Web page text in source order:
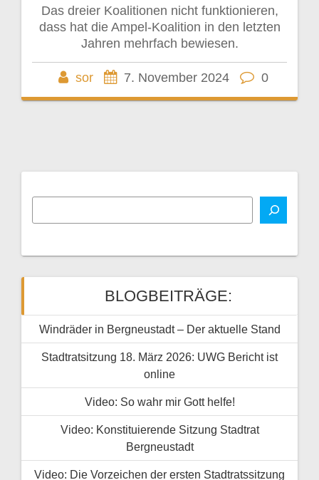
Das dreier Koalitionen nicht funktionieren,
dass hat die Ampel-Koalition in den letzten
Jahren mehrfach bewiesen.
sor 7. November 2024 0
BLOGBEITRÄGE:
Windräder in Bergneustadt – Der aktuelle Stand
Stadtratsitzung 18. März 2026: UWG Bericht ist
online
Video: So wahr mir Gott helfe!
Video: Konstituierende Sitzung Stadtrat
Bergneustadt
Video: Die Vorzeichen der ersten Stadtratssitzung